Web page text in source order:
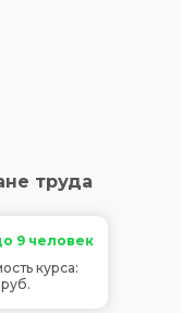
труда
9 человек
курса: